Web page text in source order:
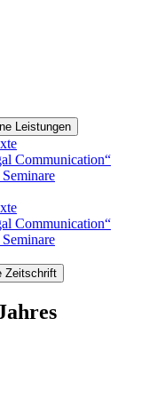
Leistungen
Communication“
Communication“
Zeitschrift